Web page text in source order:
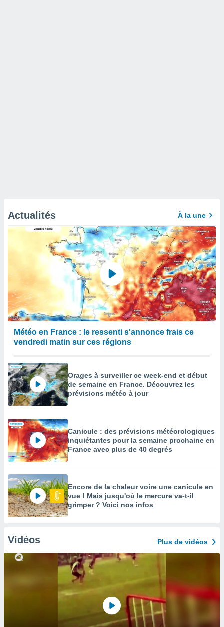
Actualités À la une
Météo en France : le ressenti s'annonce frais ce
vendredi matin sur ces régions
Orages à surveiller ce week-end et début
de semaine en France. Découvrez les
prévisions météo à jour
Canicule : des prévisions météorologiques
inquiétantes pour la semaine prochaine en
France avec plus de 40 degrés
Encore de la chaleur voire une canicule en
vue ! Mais jusqu'où le mercure va-t-il
grimper ? Voici nos infos
Vidéos Plus de vidéos